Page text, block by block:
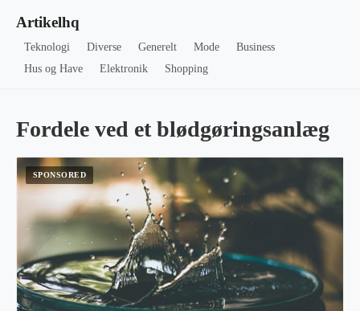
Artikelhq
Teknologi Diverse Generelt Mode
Business
Hus og Have
Elektronik Shopping
Fordele ved et blødgøringsanlæg